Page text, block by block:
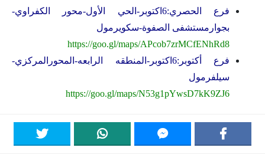
فرع الحصري:6اكتوبر-الحي الأول-محور الكفراوي-
بجوارمستشفى الصفوة-سكويرمول
https://goo.gl/maps/APcob7zrMCfENhRd8
فرع أكتوبر:6اكتوبر-المنطقه الرابعه-المحورالمركزي-
سيلفرمول
https://goo.gl/maps/N53g1pYwsD7kK9ZJ6